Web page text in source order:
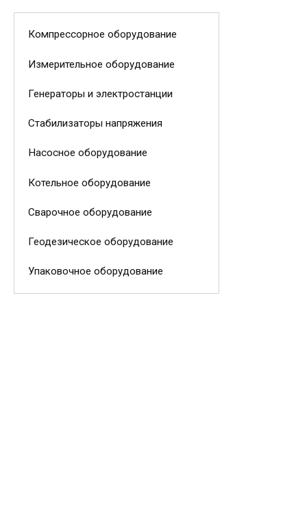
Компрессорное оборудование
Измерительное оборудование
Генераторы и электростанции
Стабилизаторы напряжения
Насосное оборудование
Котельное оборудование
Сварочное оборудование
Геодезическое оборудование
Упаковочное оборудование